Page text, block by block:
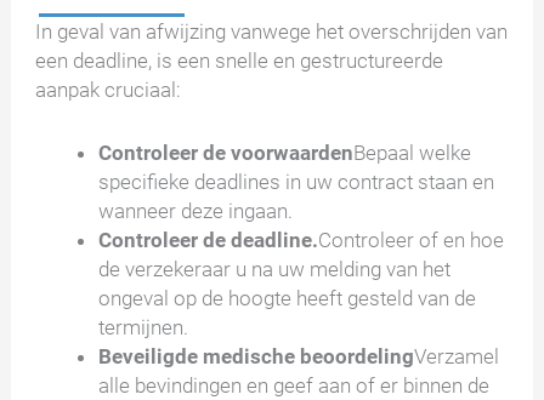
In geval van afwijzing vanwege het overschrijden van
een deadline, is een snelle en gestructureerde
aanpak cruciaal:
Controleer de voorwaardenBepaal welke
specifieke deadlines in uw contract staan en
wanneer deze ingaan.
Controleer de deadline.Controleer of en hoe
de verzekeraar u na uw melding van het
ongeval op de hoogte heeft gesteld van de
termijnen.
Beveiligde medische beoordelingVerzamel
alle bevindingen en geef aan of er binnen de